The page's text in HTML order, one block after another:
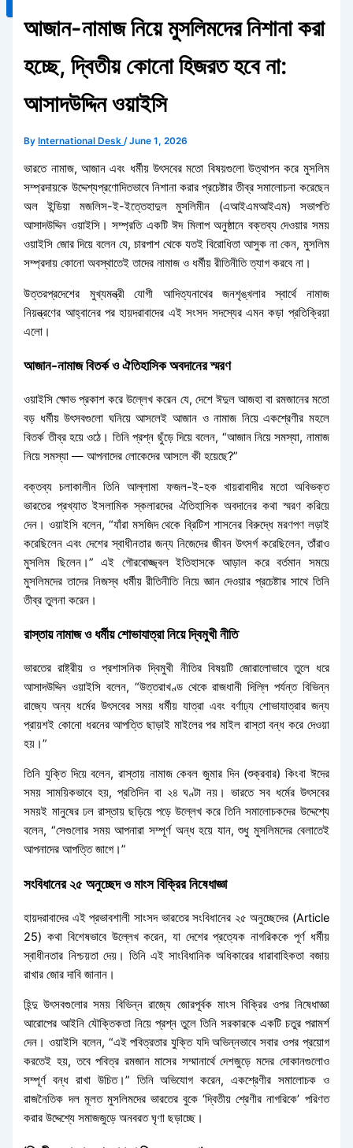
আজান-নামাজ নিয়ে মুসলিমদের নিশানা করা
হচ্ছে, দ্বিতীয় কোনো হিজরত হবে না:
আসাদউদ্দিন ওয়াইসি
ByInternational Desk/June 1, 2026
ভারতে নামাজ, আজান এবং ধর্মীয় উৎসবের মতো বিষয়গুলো উত্থাপন করে মুসলিম
সম্প্রদায়কে উদ্দেশ্যপ্রণোদিতভাবে নিশানা করার প্রচেষ্টার তীব্র সমালোচনা করেছেন
অল ইন্ডিয়া মজলিস-ই-ইত্তেহাদুল মুসলিমীন (এআইএমআইএম) সভাপতি
আসাদউদ্দিন ওয়াইসি। সম্প্রতি একটি ঈদ মিলাপ অনুষ্ঠানে বক্তব্য দেওয়ার সময়
ওয়াইসি জোর দিয়ে বলেন যে, চারপাশ থেকে যতই বিরোধিতা আসুক না কেন, মুসলিম
সম্প্রদায় কোনো অবস্থাতেই তাদের নামাজ ও ধর্মীয় রীতিনীতি ত্যাগ করবে না।
উত্তরপ্রদেশের মুখ্যমন্ত্রী যোগী আদিত্যনাথের জনশৃঙ্খলার স্বার্থে নামাজ
নিয়ন্ত্রণের আহ্বানের পর হায়দরাবাদের এই সংসদ সদস্যের এমন কড়া প্রতিক্রিয়া
এলো।
আজান-নামাজ বিতর্ক ও ঐতিহাসিক অবদানের স্মরণ
ওয়াইসি ক্ষোভ প্রকাশ করে উল্লেখ করেন যে, দেশে ঈদুল আজহা বা রমজানের মতো
বড় ধর্মীয় উৎসবগুলো ঘনিয়ে আসলেই আজান ও নামাজ নিয়ে একশ্রেণীর মহলে
বিতর্ক তীব্র হয়ে ওঠে। তিনি প্রশ্ন ছুঁড়ে দিয়ে বলেন, “আজান নিয়ে সমস্যা, নামাজ
নিয়ে সমস্যা — আপনাদের লোকেদের আসলে কী হয়েছে?”
বক্তব্য চলাকালীন তিনি আল্লামা ফজল-ই-হক খায়রাবাদীর মতো অবিভক্ত
ভারতের প্রখ্যাত ইসলামিক স্কলারদের ঐতিহাসিক অবদানের কথা স্মরণ করিয়ে
দেন। ওয়াইসি বলেন, “যাঁরা মসজিদ থেকে ব্রিটিশ শাসনের বিরুদ্ধে মরণপণ লড়াই
করেছিলেন এবং দেশের স্বাধীনতার জন্য নিজেদের জীবন উৎসর্গ করেছিলেন, তাঁরাও
মুসলিম ছিলেন।” এই গৌরবোজ্জ্বল ইতিহাসকে আড়াল করে বর্তমান সময়ে
মুসলিমদের তাদের নিজস্ব ধর্মীয় রীতিনীতি নিয়ে জ্ঞান দেওয়ার প্রচেষ্টার সাথে তিনি
তীব্র তুলনা করেন।
রাস্তায় নামাজ ও ধর্মীয় শোভাযাত্রা নিয়ে দ্বিমুখী নীতি
ভারতের রাষ্ট্রীয় ও প্রশাসনিক দ্বিমুখী নীতির বিষয়টি জোরালোভাবে তুলে ধরে
আসাদউদ্দিন ওয়াইসি বলেন, “উত্তরাখণ্ড থেকে রাজধানী দিল্লি পর্যন্ত বিভিন্ন
রাজ্যে অন্য ধর্মের উৎসবের সময় ধর্মীয় যাত্রা এবং বর্ণাঢ্য শোভাযাত্রার জন্য
প্রায়শই কোনো ধরনের আপত্তি ছাড়াই মাইলের পর মাইল রাস্তা বন্ধ করে দেওয়া
হয়।”
তিনি যুক্তি দিয়ে বলেন, রাস্তায় নামাজ কেবল জুমার দিন (শুক্রবার) কিংবা ঈদের
সময় সাময়িকভাবে হয়, প্রতিদিন বা ২৪ ঘণ্টা নয়। ভারতে সব ধর্মের উৎসবের
সময়ই মানুষের ঢল রাস্তায় ছড়িয়ে পড়ে উল্লেখ করে তিনি সমালোচকদের উদ্দেশ্যে
বলেন, “সেগুলোর সময় আপনারা সম্পূর্ণ অন্ধ হয়ে যান, শুধু মুসলিমদের বেলাতেই
আপনাদের আপত্তি জাগে।”
সংবিধানের ২৫ অনুচ্ছেদ ও মাংস বিক্রির নিষেধাজ্ঞা
হায়দরাবাদের এই প্রভাবশালী সাংসদ ভারতের সংবিধানের ২৫ অনুচ্ছেদের (Article
25) কথা বিশেষভাবে উল্লেখ করেন, যা দেশের প্রত্যেক নাগরিককে পূর্ণ ধর্মীয়
স্বাধীনতার নিশ্চয়তা দেয়। তিনি এই সাংবিধানিক অধিকারের ধারাবাহিকতা বজায়
রাখার জোর দাবি জানান।
হিন্দু উৎসবগুলোর সময় বিভিন্ন রাজ্যে জোরপূর্বক মাংস বিক্রির ওপর নিষেধাজ্ঞা
আরোপের আইনি যৌক্তিকতা নিয়ে প্রশ্ন তুলে তিনি সরকারকে একটি চতুর পরামর্শ
দেন। ওয়াইসি বলেন, “এই পবিত্রতার যুক্তি যদি অভিন্নভাবে সবার ওপর প্রয়োগ
করতেই হয়, তবে পবিত্র রমজান মাসের সম্মানার্থে দেশজুড়ে মদের দোকানগুলোও
সম্পূর্ণ বন্ধ রাখা উচিত।” তিনি অভিযোগ করেন, একশ্রেণীর সমালোচক ও
রাজনৈতিক দল মূলত মুসলিমদের ভারতের বুকে ‘দ্বিতীয় শ্রেণীর নাগরিকে’ পরিণত
করার উদ্দেশ্যে সমাজজুড়ে অনবরত ঘৃণা ছড়াচ্ছে।